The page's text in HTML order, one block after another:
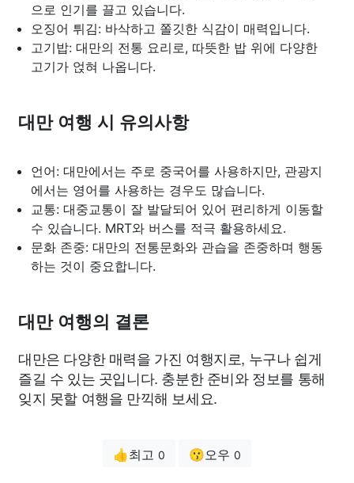
으로 인기를 끌고 있습니다.
오징어 튀김: 바삭하고 쫄깃한 식감이 매력입니다.
고기밥: 대만의 전통 요리로, 따뜻한 밥 위에 다양한
고기가 얹혀 나옵니다.
대만 여행 시 유의사항
언어: 대만에서는 주로 중국어를 사용하지만, 관광지
에서는 영어를 사용하는 경우도 많습니다.
교통: 대중교통이 잘 발달되어 있어 편리하게 이동할
수 있습니다. MRT와 버스를 적극 활용하세요.
문화 존중: 대만의 전통문화와 관습을 존중하며 행동
하는 것이 중요합니다.
대만 여행의 결론
대만은 다양한 매력을 가진 여행지로, 누구나 쉽게
즐길 수 있는 곳입니다. 충분한 준비와 정보를 통해
잊지 못할 여행을 만끽해 보세요.
👍최고 0 😗오우 0